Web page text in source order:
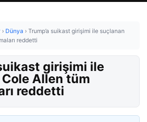
› Dünya › Trump’a suikast girişimi ile suçlanan
reddetti
girişimi ile
Allen tüm
reddetti